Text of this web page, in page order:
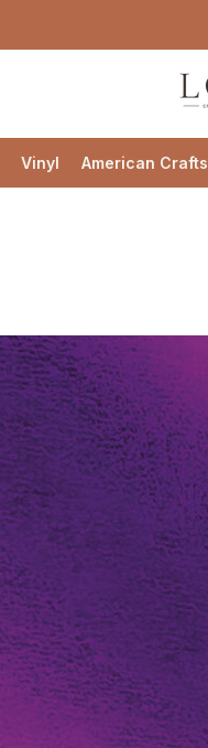
Vinyl American Crafts